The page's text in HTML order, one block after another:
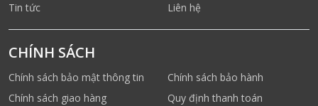
Tin tức
Liên hệ
CHÍNH SÁCH
Chính sách bảo mật thông tin
Chính sách bảo hành
Chính sách giao hàng
Quy định thanh toán